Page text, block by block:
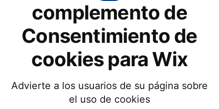
complemento de
Consentimiento de
cookies para Wix
Advierte a los usuarios de su página sobre
el uso de cookies